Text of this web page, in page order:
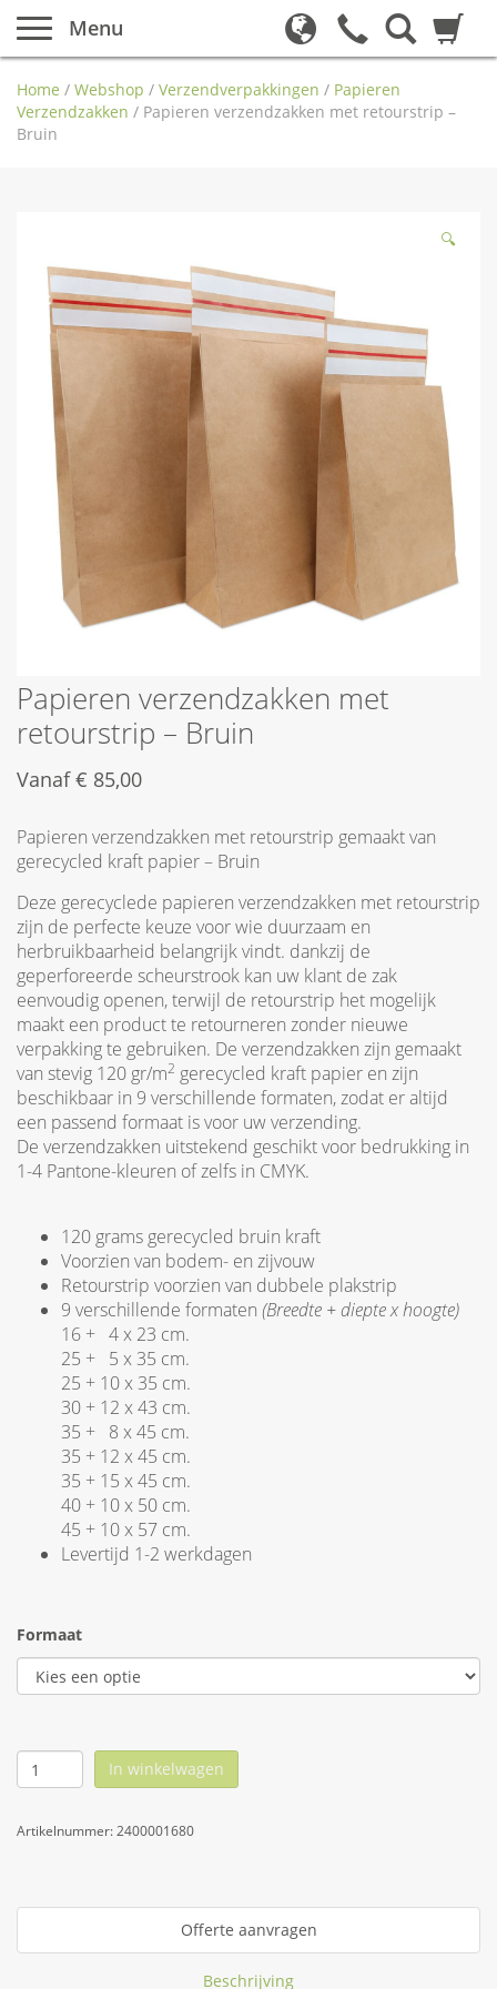
Menu
Home / Webshop / Verzendverpakkingen / Papieren
Verzendzakken / Papieren verzendzakken met retourstrip –
Bruin
🔍
Papieren verzendzakken met
retourstrip – Bruin
Vanaf€ 85,00
Papieren verzendzakken met retourstrip gemaakt van
gerecycled kraft papier – Bruin
Deze gerecyclede papieren verzendzakken met retourstrip
zijn de perfecte keuze voor wie duurzaam en
herbruikbaarheid belangrijk vindt. dankzij de
geperforeerde scheurstrook kan uw klant de zak
eenvoudig openen, terwijl de retourstrip het mogelijk
maakt een product te retourneren zonder nieuwe
verpakking te gebruiken. De verzendzakken zijn gemaakt
van stevig 120 gr/m2 gerecycled kraft papier en zijn
beschikbaar in 9 verschillende formaten, zodat er altijd
een passend formaat is voor uw verzending.
De verzendzakken uitstekend geschikt voor bedrukking in
1-4 Pantone-kleuren of zelfs in CMYK.
120 grams gerecycled bruin kraft
Voorzien van bodem- en zijvouw
Retourstrip voorzien van dubbele plakstrip
9 verschillende formaten (Breedte + diepte xhoogte)
16 + 4 x 23 cm.
25 + 5 x 35 cm.
25 + 10 x 35 cm.
30 + 12 x 43 cm.
35 + 8 x 45 cm.
35 + 12 x 45 cm.
35 + 15 x 45 cm.
40 + 10 x 50 cm.
45 + 10 x 57 cm.
Levertijd 1-2 werkdagen
Formaat
In winkelwagen
Artikelnummer:2400001680
Offerte aanvragen
Beschrijving